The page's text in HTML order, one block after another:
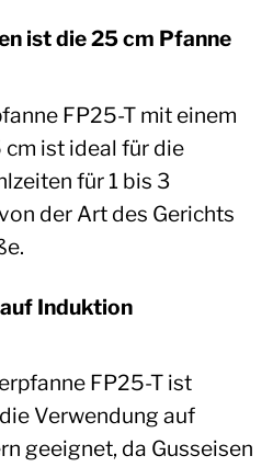
ist die 25 cm Pfanne
FP25-T mit einem
ist ideal für die
für 1 bis 3
der Art des Gerichts
Induktion
FP25-T ist
Verwendung auf
geeignet, da Gusseisen